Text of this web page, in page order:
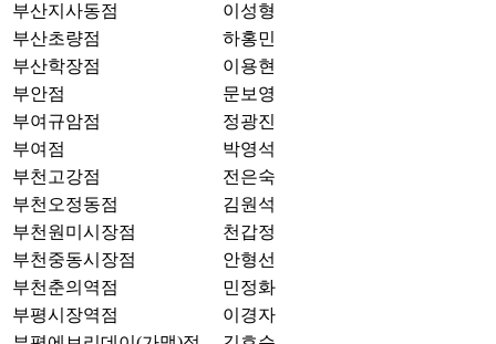
부산지사동점
이성형
부산초량점
하홍민
부산학장점
이용현
부안점
문보영
부여규암점
정광진
부여점
박영석
부천고강점
전은숙
부천오정동점
김원석
부천원미시장점
천갑정
부천중동시장점
안형선
부천춘의역점
민정화
부평시장역점
이경자